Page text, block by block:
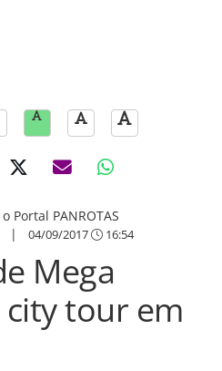
Portal PANROTAS
| 04/09/2017 16:54
Mega
tour em